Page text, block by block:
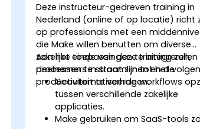
Deze instructeur-gedreven training in
Nederland (online of op locatie) richt
op professionals met een
die Make willen benutten om diverse
zakelijke toepassingen te integreren,
processen te stroomlijnen en de
productiviteit te verhogen.
Aan het einde van deze training zullen
deelnemers in staat zijn tot het
Geautomatiseerde workflows
tussen verschillende zakelijke
applicaties.
Make gebruiken om SaaS-tools